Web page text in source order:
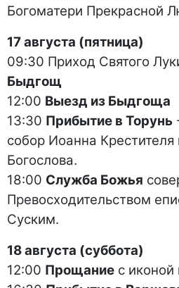
Богоматери Прекрасной
17 августа (пятница)
09:30 Приход Святого
Быдгощ
12:00 Выезд из Быдгоща
13:30 Прибытие в Торунь
собор Иоанна
Богослова.
18:00 Служба Божья
Превосходительством
Суским.
18 августа (суббота)
12:00 Прощание с иконой